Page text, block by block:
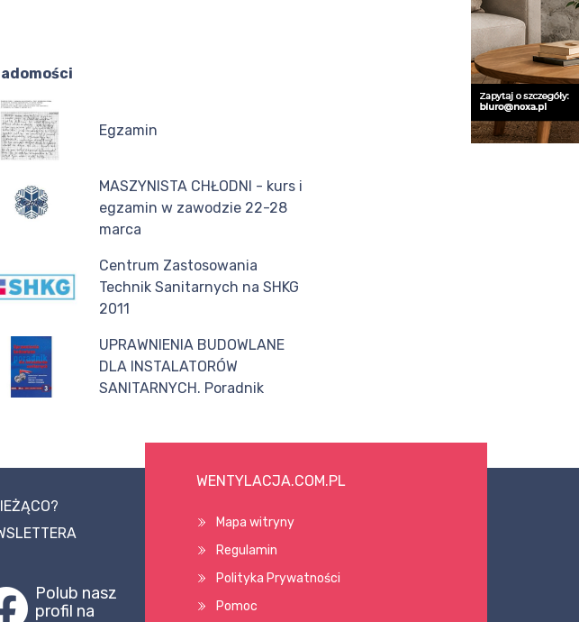
Egzamin
MASZYNISTA CHŁODNI - kurs i
egzamin w zawodzie 22-28
marca
Centrum Zastosowania
Technik Sanitarnych na SHKG
2011
UPRAWNIENIA BUDOWLANE
DLA INSTALATORÓW
SANITARNYCH. Poradnik
Polub nasz
profil na
WENTYLACJA.COM.PL
Mapa witryny
Regulamin
Polityka Prywatności
Pomoc